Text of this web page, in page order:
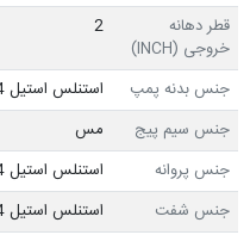
قطر دهانه
خروجی (INCH)
2
جنس بدنه پمپ
استنلس استیل ASISI304)304)
جنس سیم پیج
مس
جنس پروانه
استنلس استیل 304 (AISI304)
جنس شفت
استنلس استیل 304 (AISI304)